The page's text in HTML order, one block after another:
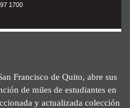
1700
Francisco de Quito, abre sus
de miles de estudiantes en
y actualizada colección